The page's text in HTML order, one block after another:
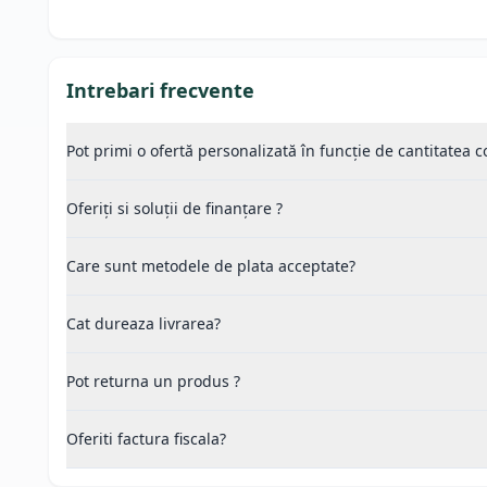
Intrebari frecvente
Pot primi o ofertă personalizată în funcție de cantitatea
Oferiți si soluții de finanțare ?
Care sunt metodele de plata acceptate?
Cat dureaza livrarea?
Pot returna un produs ?
Oferiti factura fiscala?